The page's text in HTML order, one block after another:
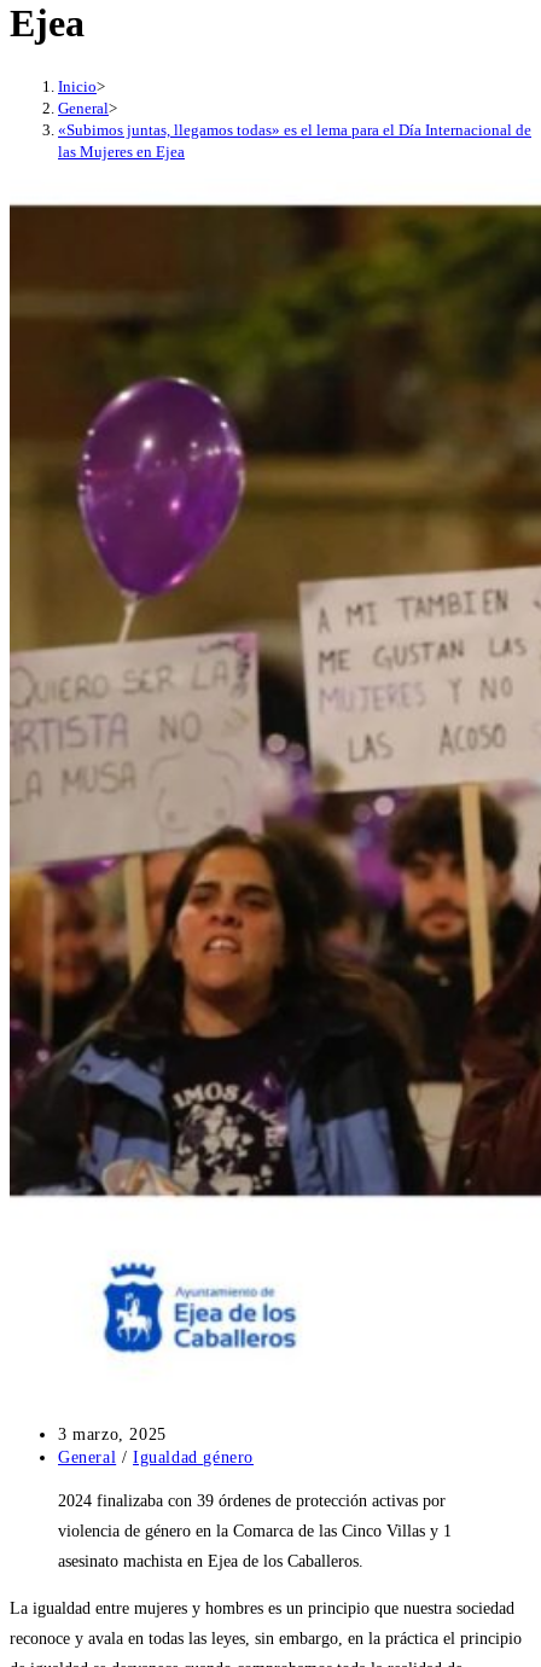
Ejea
Inicio>
General>
«Subimos juntas, llegamos todas» es el lema para el Día Internacional de
las Mujeres en Ejea
Publicación
de
entrada:
3 marzo, 2025
Categoría
la
entrada:
General / Igualdad género
2024 finalizaba con 39 órdenes de protección activas por
violencia de género en la Comarca de las Cinco Villas y 1
asesinato machista en Ejea de los Caballeros.
La igualdad entre mujeres y hombres es un principio que nuestra sociedad
reconoce y avala en todas las leyes, sin embargo, en la práctica el principio